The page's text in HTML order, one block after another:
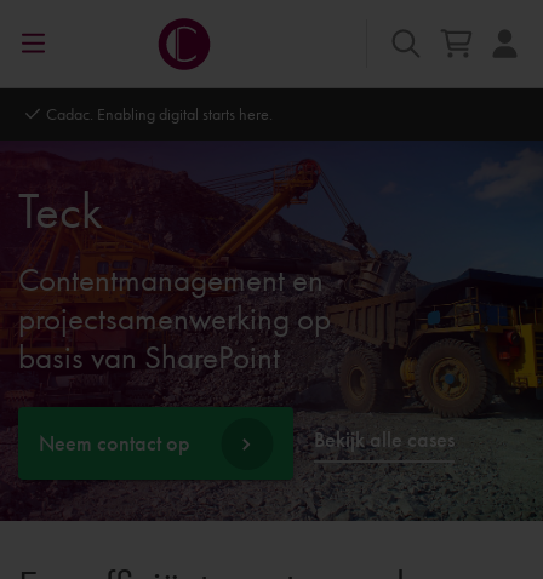
Autodesk Platinum Partner
Teck
Contentmanagement en
projectsamenwerking op
basis van SharePoint
Neem contact op Bekijk alle cases